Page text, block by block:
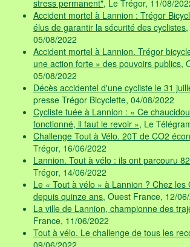
stress permanent", Le Trégor, 11/08/
Accident mortel à Lannion : Trégor
élus de garantir la sécurité des cyclistes
05/08/2022
Accident mortel à Lannion. Trégor
une action forte » des pouvoirs publics,
05/08/2022
Décès accidentel d'une cycliste le 31
presse Trégor Bicyclette, 04/08/2022
Cycliste tuée à Lannion : « Ce
fonctionné, il faut le revoir », Le
Challenge Tout à Vélo. 20T de CO2
Trégor, 16/06/2022
Lannion. Tout à vélo : ils ont parcouru
Trégor, 14/06/2022
Le « Tout à vélo » à Lannion ? Chez les
depuis quinze ans, Ouest France, 12/
La ville de Lannion, championne des
France, 11/06/2022
Tout à vélo. Le challenge de tous les
09/06/2022